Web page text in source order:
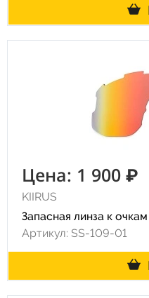
Цена: 1 900 ₽
KIIRUS
Запасная линза к
Артикул: SS-109-01